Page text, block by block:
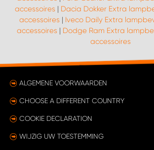
accessoires | Dacia Dokker Extra
accessoires | Iveco Daily Extra
accessoires | Dodge Ram Extra
accessoires
ALGEMENE VOORWAARDEN
CHOOSE A DIFFERENT COUNTRY
COOKIE DECLARATION
WIJZIG UW TOESTEMMING